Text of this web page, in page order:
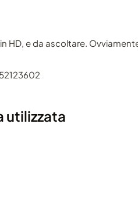
HD, e da ascoltare.
utilizzata